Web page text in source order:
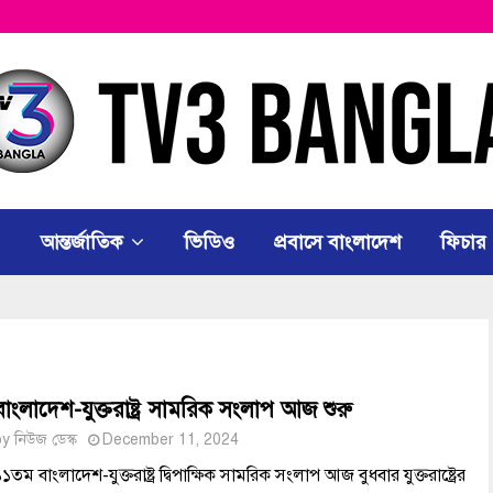
আন্তর্জাতিক ভিডিও প্রবাসে বাংলাদেশ ফিচার
যুক্তরাষ্ট্র সামরিক সংলাপ আজ শুরু
নিউজ ডেস্ক December 11, 2024
বাংলাদেশ-যুক্তরাষ্ট্র দ্বিপাক্ষিক সামরিক সংলাপ আজ বুধবার যুক্তরাষ্ট্রের